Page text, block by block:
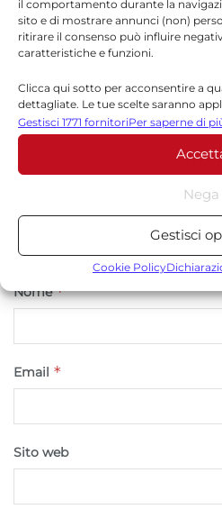
il comportamento durante la
sito e di mostrare annunci (non)
ritirare il consenso può influire
caratteristiche e funzioni.
Clicca qui sotto per acconsentire a
dettagliate. Le tue scelte saranno
sito. È possibile modificare le
compreso il ritiro del consenso,
Policy o cliccando sul pulsante di
inferiore dello schermo.
Statistiche
Archiviare informazioni su
prestazioni degli annunci, Misurare
combinazione di dati provenienti
Marketing
Archiviare informazioni su
dei contenuti, Utilizzare profili per la
Gestisci 1771 fornitoriPer saperne di
Nega
Gestisci
Cookie Policy
Il tuo indirizzo email non sarà
obbligatori sono contrassegnati
Nome*
Email *
Sito web